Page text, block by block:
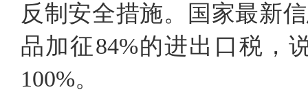
反制安全措施。国家最新
品加征84%的进出口税，
100%。